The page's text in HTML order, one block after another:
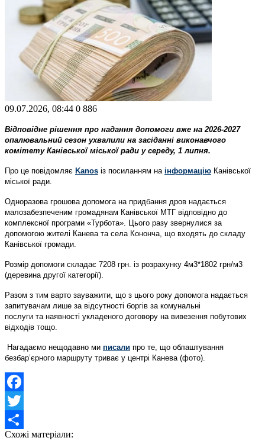
09.07.2026, 08:44 0 886
Відповідне рішення про надання допомоги вже на 2026-2027
опалювальний сезон ухвалили на засіданні виконавчого
комітету Канівської міської ради у середу, 1 липня.
Про це повідомляє Kanos із посиланням на інформацію Канівської
міської ради.
Одноразова грошова допомога на придбання дров надається
малозабезпеченим громадянам Канівської МТГ відповідно до
комплексної програми «Турбота». Цього разу звернулися за
допомогою жителі Канева та села Кононча, що входять до складу
Канівської громади.
Розмір допомоги складає 7208 грн. із розрахунку 4м3*1802 грн/м3
(деревина другої категорії).
Разом з тим варто зауважити, що з цього року допомога надається
запитувачам лише за відсутності боргів за комунальні
послуги та наявності укладеного договору на вивезення побутових
відходів тощо.
Нагадаємо нещодавно ми писали про те, що облаштування
безбар’єрного маршруту триває у центрі Канева (фото).
Facebook
Twitter
Share
Схожі матеріали: